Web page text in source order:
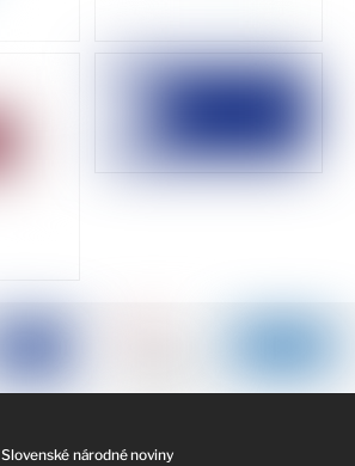
Slovenské národné noviny